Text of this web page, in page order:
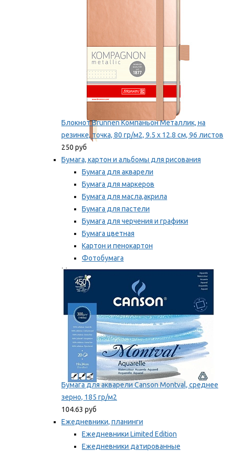
Блокнот Brunnen Компаньон Металлик, на
резинке, точка, 80 гр/м2, 9.5 х 12.8 см, 96 листов
250 руб
Бумага, картон и альбомы для рисования
Бумага для акварели
Бумага для маркеров
Бумага для масла,акрила
Бумага для пастели
Бумага для черчения и графики
Бумага цветная
Картон и пенокартон
Фотобумага
Мы рекомендуем
Бумага для акварели Canson Montval, среднее
зерно, 185 гр/м2
104.63 руб
Ежедневники, планинги
Ежедневники Limited Edition
Ежедневники датированные